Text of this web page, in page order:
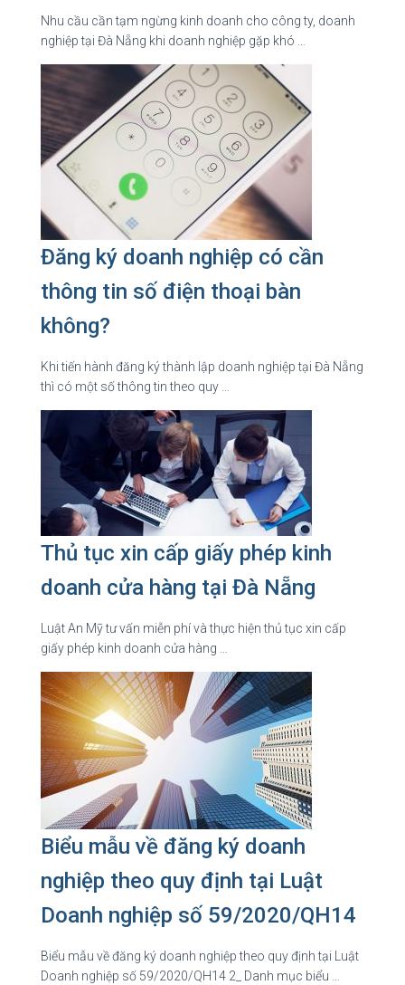
Nhu cầu cần tạm ngừng kinh doanh cho công ty, doanh
nghiệp tại Đà Nẵng khi doanh nghiệp gặp khó …
Đăng ký doanh nghiệp có cần
thông tin số điện thoại bàn
không?
Khi tiến hành đăng ký thành lập doanh nghiệp tại Đà Nẵng
thì có một số thông tin theo quy …
Thủ tục xin cấp giấy phép kinh
doanh cửa hàng tại Đà Nẵng
Luật An Mỹ tư vấn miễn phí và thực hiện thủ tục xin cấp
giấy phép kinh doanh cửa hàng …
Biểu mẫu về đăng ký doanh
nghiệp theo quy định tại Luật
Doanh nghiệp số 59/2020/QH14
Biểu mẫu về đăng ký doanh nghiệp theo quy định tại Luật
Doanh nghiệp số 59/2020/QH14 2_ Danh mục biểu …